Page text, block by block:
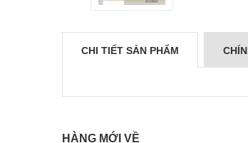
CHI TIẾT SẢN PHẨM
HÀNG MỚI VỀ